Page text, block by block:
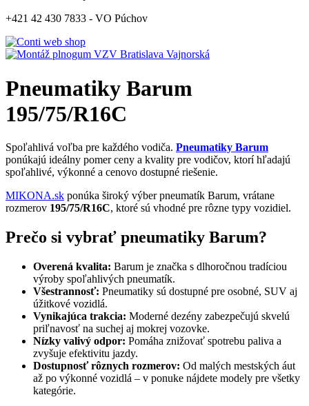
+421 42 430 7833 - VO Púchov
Pneumatiky Barum
195/75/R16C
Spoľahlivá voľba pre každého vodiča. Pneumatiky Barum
ponúkajú ideálny pomer ceny a kvality pre vodičov, ktorí hľadajú
spoľahlivé, výkonné a cenovo dostupné riešenie.
MIKONA.sk ponúka široký výber pneumatík Barum, vrátane
rozmerov 195/75/R16C, ktoré sú vhodné pre rôzne typy vozidiel.
Prečo si vybrať pneumatiky Barum?
Overená kvalita: Barum je značka s dlhoročnou tradíciou
výroby spoľahlivých pneumatík.
Všestrannosť: Pneumatiky sú dostupné pre osobné, SUV aj
úžitkové vozidlá.
Vynikajúca trakcia: Moderné dezény zabezpečujú skvelú
priľnavosť na suchej aj mokrej vozovke.
Nízky valivý odpor: Pomáha znižovať spotrebu paliva a
zvyšuje efektivitu jazdy.
Dostupnosť rôznych rozmerov: Od malých mestských áut
až po výkonné vozidlá – v ponuke nájdete modely pre všetky
kategórie.